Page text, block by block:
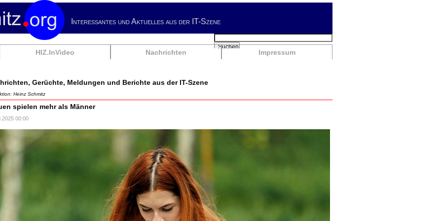
Interessantes und Aktuelles aus der IT-Szene
HIZ.InVideo Nachrichten Impressum
Suchbegriffe
Suchen
Gerüchte, Meldungen und Berichte aus der IT-Szene
Heinz Schmitz
spielen mehr als Männer
00:00